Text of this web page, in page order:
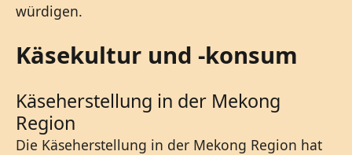
würdigen.
Käsekultur und -konsum
Käseherstellung in der Mekong
Region
Die Käseherstellung in der Mekong Region hat